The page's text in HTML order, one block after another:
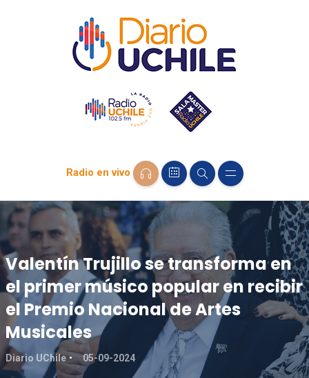
Radio en vivo
Valentín Trujillo se transforma en
el primer músico popular en recibir
el Premio Nacional de Artes
Musicales
Diario UChile 05-09-2024